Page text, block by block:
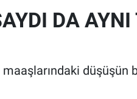
DA AYNI
düşüşün